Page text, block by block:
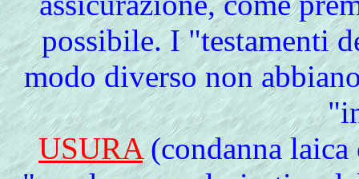
possibile. I "testamenti
modo diverso non
USURA(condanna laica